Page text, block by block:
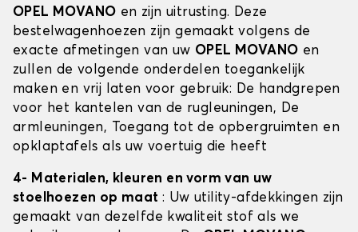
OPEL MOVANO en zijn uitrusting. Deze
bestelwagenhoezen zijn gemaakt volgens de
exacte afmetingen van uw OPEL MOVANO en
zullen de volgende onderdelen toegankelijk
maken en vrij laten voor gebruik: De handgrepen
voor het kantelen van de rugleuningen, De
armleuningen, Toegang tot de opbergruimten en
opklaptafels als uw voertuig die heeft
4- Materialen, kleuren en vorm van uw
stoelhoezen op maat : Uw utility-afdekkingen zijn
gemaakt van dezelfde kwaliteit stof als we